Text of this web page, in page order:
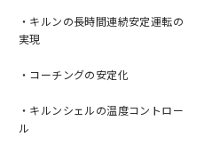
・キルンの長時間連続安定運転の
実現
・コーチングの安定化
・キルンシェルの温度コントロー
ル